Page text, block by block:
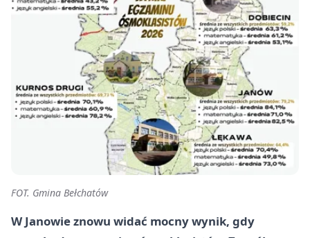
FOT. Gmina Bełchatów
W Janowie znowu widać mocny wynik, gdy